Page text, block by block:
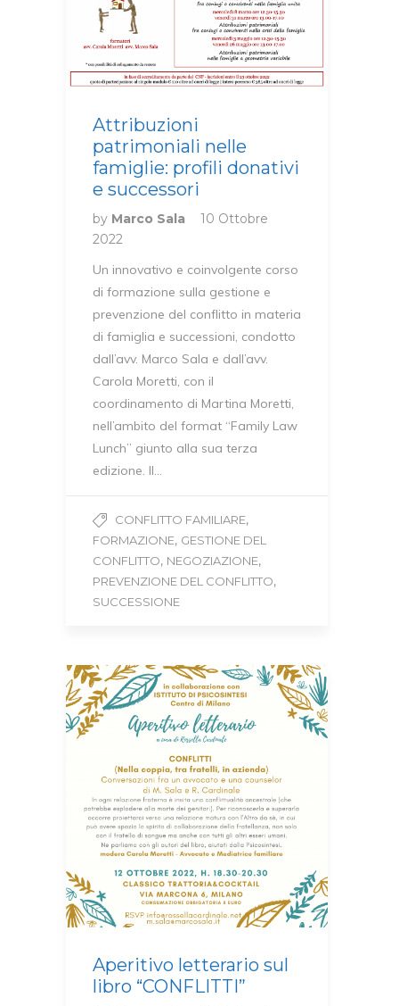
Attribuzioni
patrimoniali nelle
famiglie: profili donativi
e successori
by Marco Sala
10 Ottobre
2022
Un innovativo e coinvolgente corso
di formazione sulla gestione e
prevenzione del conflitto in materia
di famiglia e successioni, condotto
dall’avv. Marco Sala e dall’avv.
Carola Moretti, con il
coordinamento di Martina Moretti,
nell’ambito del format “Family Law
Lunch” giunto alla sua terza
edizione. Il…
CONFLITTO FAMILIARE,
FORMAZIONE, GESTIONE DEL
CONFLITTO, NEGOZIAZIONE,
PREVENZIONE DEL CONFLITTO,
SUCCESSIONE
Aperitivo letterario sul
libro “CONFLITTI”